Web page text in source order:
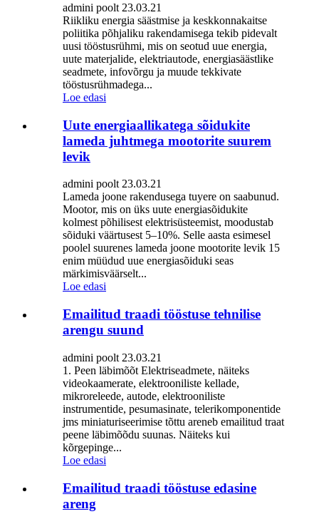
admini poolt 23.03.21
Riikliku energia säästmise ja keskkonnakaitse
poliitika põhjaliku rakendamisega tekib pidevalt
uusi tööstusrühmi, mis on seotud uue energia,
uute materjalide, elektriautode, energiasäästlike
seadmete, infovõrgu ja muude tekkivate
tööstusrühmadega...
Loe edasi
Uute energiaallikatega sõidukite
lameda juhtmega mootorite suurem
levik
admini poolt 23.03.21
Lameda joone rakendusega tuyere on saabunud.
Mootor, mis on üks uute energiasõidukite
kolmest põhilisest elektrisüsteemist, moodustab
sõiduki väärtusest 5–10%. Selle aasta esimesel
poolel suurenes lameda joone mootorite levik 15
enim müüdud uue energiasõiduki seas
märkimisväärselt...
Loe edasi
Emailitud traadi tööstuse tehnilise
arengu suund
admini poolt 23.03.21
1. Peen läbimõõt Elektriseadmete, näiteks
videokaamerate, elektrooniliste kellade,
mikroreleede, autode, elektrooniliste
instrumentide, pesumasinate, telerikomponentide
jms miniaturiseerimise tõttu areneb emailitud traat
peene läbimõõdu suunas. Näiteks kui
kõrgepinge...
Loe edasi
Emailitud traadi tööstuse edasine
areng